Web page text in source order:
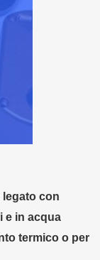
legato con
e in acqua
termico o per